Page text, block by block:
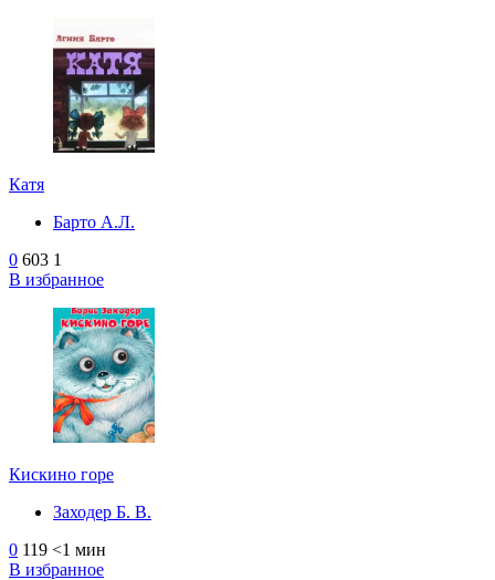
Катя
Барто А.Л.
0 603 1
В избранное
Кискино горе
Заходер Б. В.
0 119 <1 мин
В избранное